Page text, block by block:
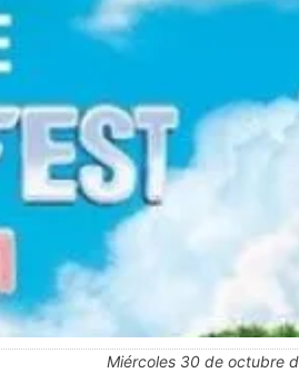
miércoles 30 de octubre de